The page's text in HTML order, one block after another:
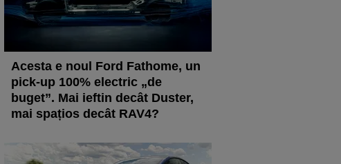
Acesta e noul Ford Fathome, un
pick-up 100% electric „de
buget”. Mai ieftin decât Duster,
mai spațios decât RAV4?